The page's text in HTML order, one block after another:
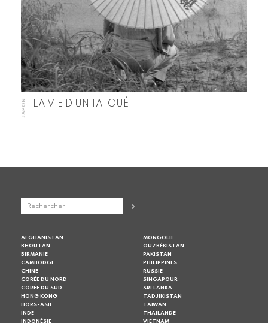
JAPON LA VIE D’UN TATOUÉ
AFGHANISTAN
BHOUTAN
BIRMANIE
CAMBODGE
CHINE
CORÉE DU NORD
CORÉE DU SUD
HONG KONG
HORS-ASIE
INDE
INDONÉSIE
MONGOLIE
OUZBÉKISTAN
PAKISTAN
PHILIPPINES
RUSSIE
SINGAPOUR
SRI LANKA
TADJIKISTAN
TAIWAN
THAÏLANDE
VIETNAM